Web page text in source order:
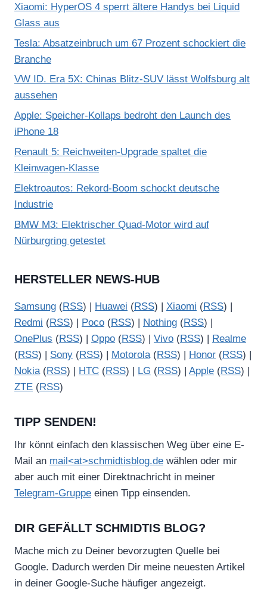
Xiaomi: HyperOS 4 sperrt ältere Handys bei Liquid
Glass aus
Tesla: Absatzeinbruch um 67 Prozent schockiert die
Branche
VW ID. Era 5X: Chinas Blitz-SUV lässt Wolfsburg alt
aussehen
Apple: Speicher-Kollaps bedroht den Launch des
iPhone 18
Renault 5: Reichweiten-Upgrade spaltet die
Kleinwagen-Klasse
Elektroautos: Rekord-Boom schockt deutsche
Industrie
BMW M3: Elektrischer Quad-Motor wird auf
Nürburgring getestet
HERSTELLER NEWS-HUB
Samsung (RSS) | Huawei (RSS) | Xiaomi (RSS) |
Redmi (RSS) | Poco (RSS) | Nothing (RSS) |
OnePlus (RSS) | Oppo (RSS) | Vivo (RSS) |
Realme
(RSS) | Sony (RSS) | Motorola(RSS) | Honor (RSS) |
Nokia(RSS) | HTC (RSS) | LG (RSS) | Apple (RSS) |
ZTE (RSS)
TIPP SENDEN!
Ihr könnt einfach den klassischen Weg über eine E-
Mail an mail<at>schmidtisblog.de wählen oder mir
aber auch mit einer Direktnachricht in meiner
Telegram-Gruppe einen Tipp einsenden.
DIR GEFÄLLT SCHMIDTIS BLOG?
Mache mich zu Deiner bevorzugten Quelle bei
Google. Dadurch werden Dir meine neuesten Artikel
in deiner Google-Suche häufiger angezeigt.